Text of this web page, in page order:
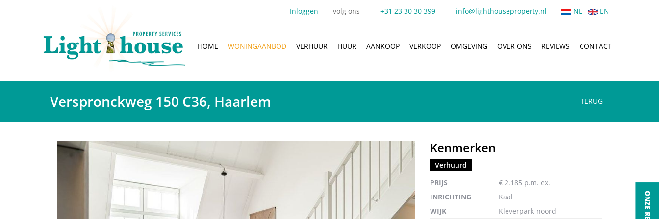
Inloggen volg ons +31 23 30 30 399 info@lighthouseproperty.nl NL EN
HOME WONINGAANBOD VERHUUR HUUR AANKOOP VERKOOP OMGEVING OVER ONS REVIEWS CONTACT
Verspronckweg 150 C36, Haarlem TERUG
Vergroten
Kenmerken
Verhuurd
PRIJS
€ 2.185 p.m. ex.
INRICHTING
Kaal
WIJK
Kleverpark-noord